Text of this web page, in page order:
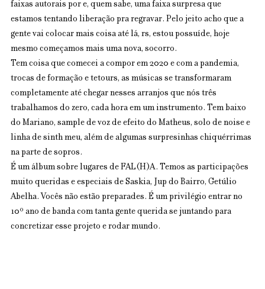
faixas autorais por e, quem sabe, uma faixa surpresa que
estamos tentando liberação pra regravar. Pelo jeito acho que a
gente vai colocar mais coisa até lá, rs, estou possuíde, hoje
mesmo começamos mais uma nova, socorro.
Tem coisa que comecei a compor em 2020 e com a pandemia,
trocas de formação e tetours, as músicas se transformaram
completamente até chegar nesses arranjos que nós três
trabalhamos do zero, cada hora em um instrumento. Tem baixo
do Mariano, sample de voz de efeito do Matheus, solo de noise e
linha de sinth meu, além de algumas surpresinhas chiquérrimas
na parte de sopros.
É um álbum sobre lugares de FAL(H)A. Temos as participações
muito queridas e especiais de Saskia, Jup do Bairro, Getúlio
Abelha. Vocês não estão preparades. É um privilégio entrar no
10º ano de banda com tanta gente querida se juntando para
concretizar esse projeto e rodar mundo.